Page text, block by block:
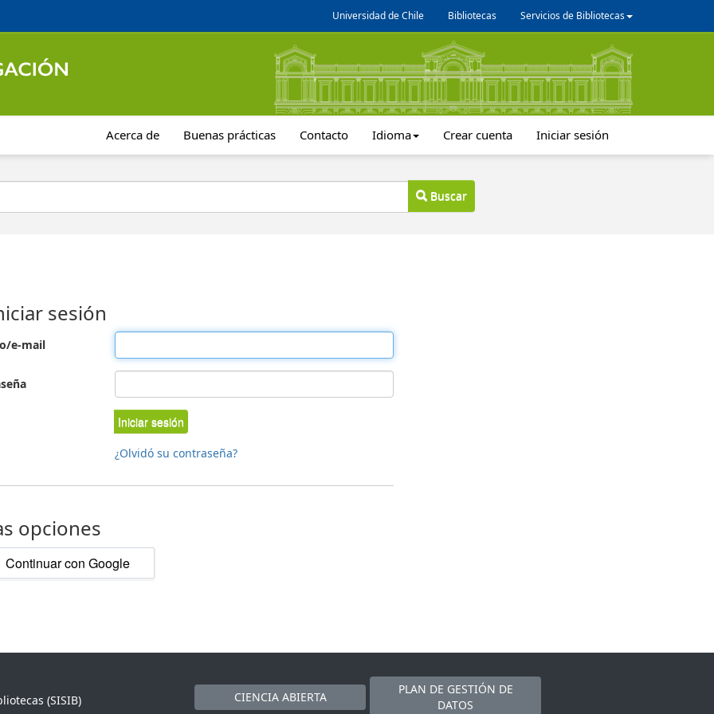
Universidad de Chile Bibliotecas Servicios de Bibliotecas
Acerca de Buenas prácticas Contacto Idioma Crear cuenta Iniciar sesión
Buscar
sesión
e-mail
Iniciar sesión
¿Olvidó su contraseña?
opciones
Continuar con Google
(SISIB)
CIENCIA ABIERTA
PLAN DE GESTIÓN DE
DATOS